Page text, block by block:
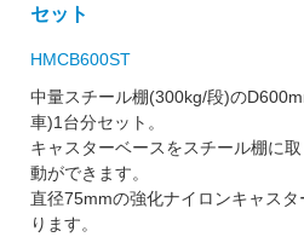
セット
HMCB600ST
中量スチール棚(300kg/段)の
車)1台分セット。
キャスターベースをスチール棚に
動ができます。
直径75mmの強化ナイロンキャス
ります。